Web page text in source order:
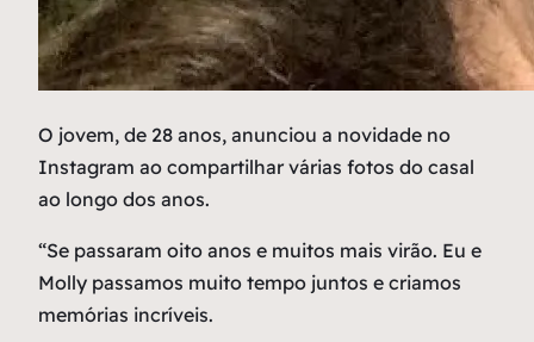
O jovem, de 28 anos, anunciou a novidade no
Instagram ao compartilhar várias fotos do casal
ao longo dos anos.
“Se passaram oito anos e muitos mais virão. Eu e
Molly passamos muito tempo juntos e criamos
memórias incríveis.